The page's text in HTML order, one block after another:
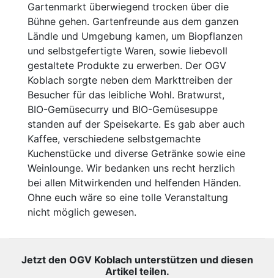
Gartenmarkt überwiegend trocken über die
Bühne gehen. Gartenfreunde aus dem ganzen
Ländle und Umgebung kamen, um Biopflanzen
und selbstgefertigte Waren, sowie liebevoll
gestaltete Produkte zu erwerben. Der OGV
Koblach sorgte neben dem Markttreiben der
Besucher für das leibliche Wohl. Bratwurst,
BIO-Gemüsecurry und BIO-Gemüsesuppe
standen auf der Speisekarte. Es gab aber auch
Kaffee, verschiedene selbstgemachte
Kuchenstücke und diverse Getränke sowie eine
Weinlounge. Wir bedanken uns recht herzlich
bei allen Mitwirkenden und helfenden Händen.
Ohne euch wäre so eine tolle Veranstaltung
nicht möglich gewesen.
Jetzt den OGV Koblach unterstützen und diesen
Artikel teilen.